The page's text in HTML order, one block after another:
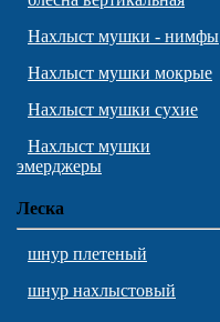
Нахлыст мушки - нимфы
Нахлыст мушки мокрые
Нахлыст мушки сухие
Нахлыст мушки
эмерджеры
Леска
шнур плетеный
шнур нахлыстовый